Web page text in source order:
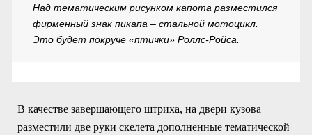
Над тематическим рисунком капота разместился
фирменный знак пикапа – стальной мотоцикл.
Это будет покруче «птички» Роллс-Ройса.
В качестве завершающего штриха, на двери кузова
разместили две руки скелета дополненные тематической